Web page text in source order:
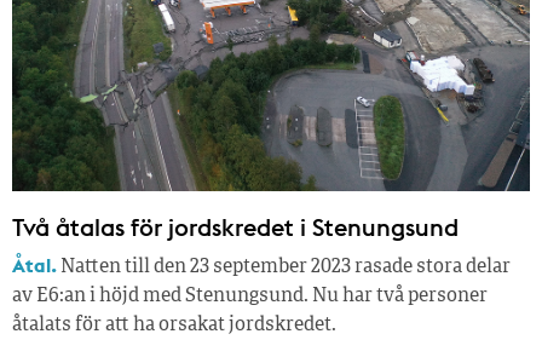
Två åtalas för jordskredet i Stenungsund
Åtal. Natten till den 23 september 2023 rasade stora delar
av E6:an i höjd med Stenungsund. Nu har två personer
åtalats för att ha orsakat jordskredet.